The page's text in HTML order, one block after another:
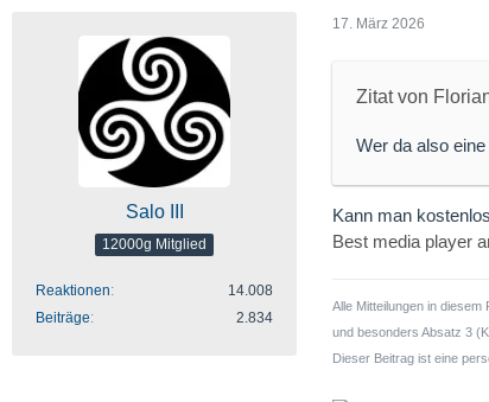
Salo III
12000g Mitglied
Reaktionen
14.008
Beiträge
2.834
17. März 2026
Zitat von
Wer da also
Kann man
Best media player
Alle Mitteilungen in
und besonders Absatz 3
Dieser Beitrag ist eine